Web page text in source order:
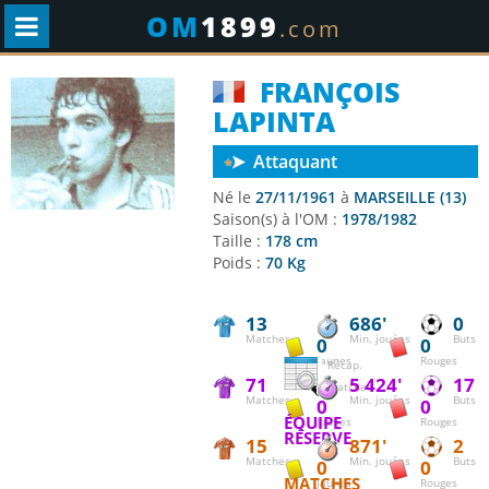
OM1899.com
FRANÇOIS
LAPINTA
Attaquant
Né le 27/11/1961 à MARSEILLE (13)
Saison(s) à l'OM : 1978/1982
Taille : 178 cm
Poids : 70 Kg
13
Matches
686'
Min. jouées
0
Buts
0
Jaunes
0
Rouges
Récap.
matches
71
Matches
5 424'
Min. jouées
17
Buts
0
Jaunes
0
Rouges
ÉQUIPE
RÉSERVE
15
Matches
871'
Min. jouées
2
Buts
0
Jaunes
0
Rouges
MATCHES